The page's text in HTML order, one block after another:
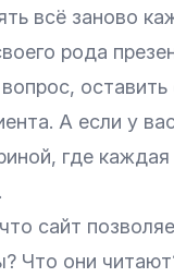
всё заново
рода
вопрос,
А если у
где
сайт
Что они